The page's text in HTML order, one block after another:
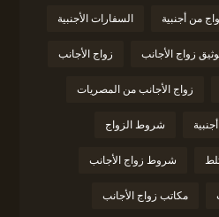
من أجنبية السفارات الأجنبية
زواج الأجانب زواج الأجانب
زواج الأجانب من المصريات
شروط الزواج
شروط زواج الأجانب
مكاتب زواج الأجانب